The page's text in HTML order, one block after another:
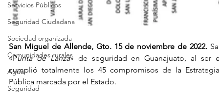
Servicios Públicos
Seguridad Ciudadana
Sociedad organizada
Comunidades rurales
Agua
Seguridad
San Miguel de Allende, Gto. 15 de noviembre de 2022.
«Punta de Lanza» de seguridad en Guanajuato, al ser
cumplió totalmente los 45 compromisos de la
Pública marcada por el Estado.